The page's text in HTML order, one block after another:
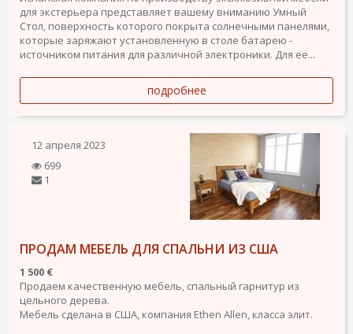
для экстерьера представляет вашему вниманию Умный
Стол, поверхность которого покрыта солнечными панелями,
которые заряжают установленную в столе батарею -
источником питания для различной электроники. Для ее...
подробнее
12 апреля 2023
699
1
ПРОДАМ МЕБЕЛЬ ДЛЯ СПАЛЬНИ ИЗ США
1 500 €
Продаем качественную мебель, спальный гарнитур из
цельного дерева.
Мебель сделана в США, компания Ethen Allen, класса элит.